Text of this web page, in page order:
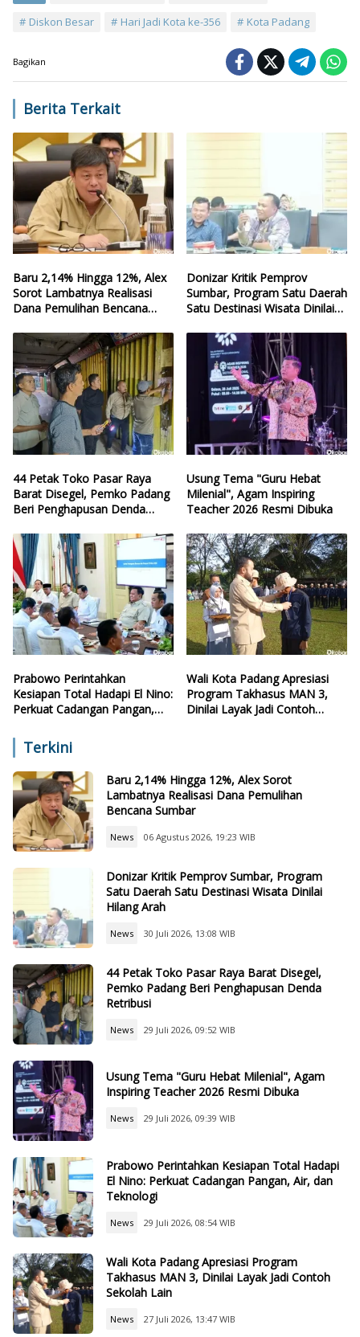
Diskon Besar
Hari Jadi Kota ke-356 Kota Padang
Bagikan
Berita Terkait
Baru 2,14% Hingga 12%, Alex
Sorot Lambatnya Realisasi
Dana Pemulihan Bencana
Donizar Kritik Pemprov
Sumbar, Program Satu Daerah
Satu Destinasi Wisata Dinilai
44 Petak Toko Pasar Raya
Barat Disegel, Pemko Padang
Beri Penghapusan Denda
Usung Tema "Guru Hebat
Milenial", Agam Inspiring
Teacher 2026 Resmi Dibuka
Prabowo Perintahkan
Kesiapan Total Hadapi El Nino:
Perkuat Cadangan Pangan,
Wali Kota Padang Apresiasi
Program Takhasus MAN 3,
Dinilai Layak Jadi Contoh
Terkini
Baru 2,14% Hingga 12%, Alex Sorot
Lambatnya Realisasi Dana Pemulihan
Bencana Sumbar
News 06 Agustus 2026, 19:23 WIB
Donizar Kritik Pemprov Sumbar, Program
Satu Daerah Satu Destinasi Wisata Dinilai
Hilang Arah
News 30 Juli 2026, 13:08 WIB
44 Petak Toko Pasar Raya Barat Disegel,
Pemko Padang Beri Penghapusan Denda
Retribusi
News 29 Juli 2026, 09:52 WIB
Usung Tema "Guru Hebat Milenial", Agam
Inspiring Teacher 2026 Resmi Dibuka
News 29 Juli 2026, 09:39 WIB
Prabowo Perintahkan Kesiapan Total Hadapi
El Nino: Perkuat Cadangan Pangan, Air, dan
Teknologi
News 29 Juli 2026, 08:54 WIB
Wali Kota Padang Apresiasi Program
Takhasus MAN 3, Dinilai Layak Jadi Contoh
Sekolah Lain
News 27 Juli 2026, 13:47 WIB